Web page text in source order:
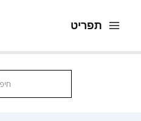
לתוכן
תפריט